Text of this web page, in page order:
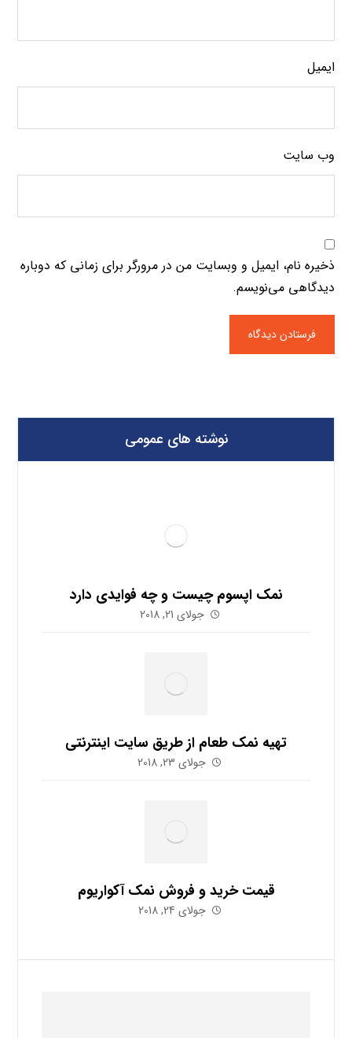
ایمیل
وب‌ سایت
ذخیره نام، ایمیل و وبسایت من در مرورگر برای زمانی که دوباره
دیدگاهی می‌نویسم.
نوشته های عمومی
نمک اپسوم چیست و چه فوایدی دارد
جولای 21, 2018
تهیه نمک طعام از طریق سایت اینترنتی
جولای 23, 2018
قیمت خرید و فروش نمک آکواریوم
جولای 24, 2018